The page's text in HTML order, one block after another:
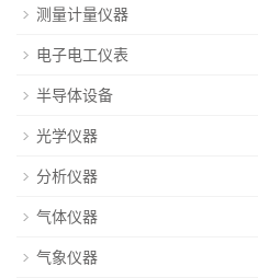
测量计量仪器
电子电工仪表
半导体设备
光学仪器
分析仪器
气体仪器
气象仪器